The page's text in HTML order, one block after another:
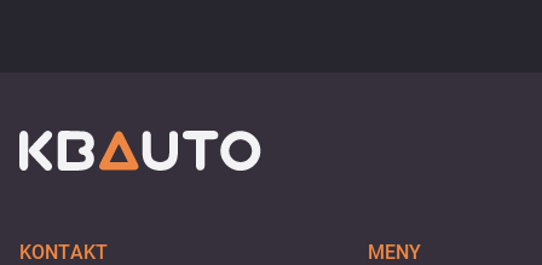
KONTAKT MENY